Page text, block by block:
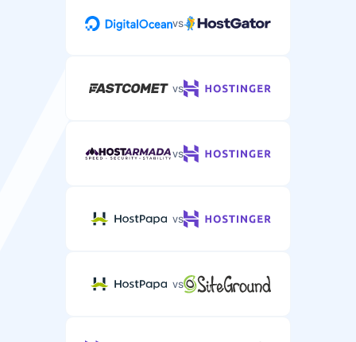
vs
vs
vs
vs
vs